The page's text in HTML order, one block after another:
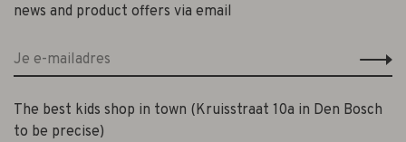
news and product offers via email
The best kids shop in town (Kruisstraat 10a in Den Bosch
to be precise)